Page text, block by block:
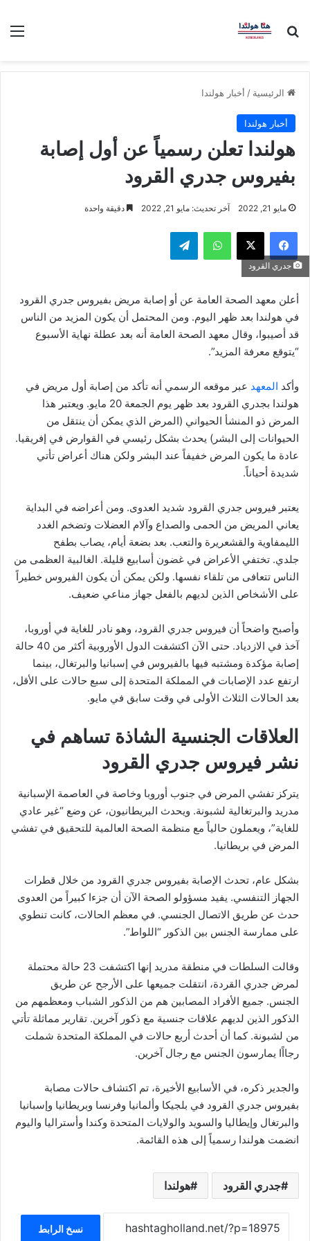
بحث عن
الرئيسية / أخبار هولندا
أخبار هولندا
هولندا تعلن رسمياً عن أول إصابة
بفيروس جدري القرود
مايو 21, 2022 آخر تحديث: مايو 21, 2022 دقيقة واحدة
فيسبوك ‫X واتساب تيلقرام
جدري القرود
أعلن معهد الصحة العامة عن أو إصابة مريض بفيروس جدري القرود
في هولندا بعد ظهر اليوم. ومن المحتمل أن يكون المزيد من الناس
قد أصيبوا، وقال معهد الصحة العامة أنه بعد عطلة نهاية الأسبوع
“يتوقع معرفة المزيد”.
وأكد المعهد عبر موقعه الرسمي أنه تأكد من إصابة أول مريض في
هولندا بجدري القرود بعد ظهر يوم الجمعة 20 مايو. ويعتبر هذا
المرض ذو المنشأ الحيواني (المرض الذي يمكن أن ينتقل من
الحيوانات إلى البشر) يحدث بشكل رئيسي في القوارض في إفريقيا.
عادة ما يكون المرض خفيفاً عند البشر ولكن هناك أعراض تأتي
شديدة أحياناً.
يعتبر فيروس جدري القرود شديد العدوى. ومن أعراضه في البداية
يعاني المريض من الحمى والصداع وآلام العضلات وتضخم الغدد
الليمفاوية والقشعريرة والتعب. بعد بضعة أيام، يصاب بطفح
جلدي. تختفي الأعراض في غضون أسابيع قليلة. الغالبية العظمى من
الناس تتعافى من تلقاء نفسها. ولكن يمكن أن يكون الفيروس خطيراً
على الأشخاص الذين لديهم بالفعل جهاز مناعي ضعيف.
وأصبح واضحاً أن فيروس جدري القرود، وهو نادر للغاية في أوروبا،
آخذ في الازدياد. حتى الآن اكتشفت الدول الأوروبية أكثر من 40 حالة
إصابة مؤكدة ومشتبه فيها بالفيروس في إسبانيا والبرتغال، بينما
ارتفع عدد الإصابات في المملكة المتحدة إلى سبع حالات على الأقل،
بعد الحالات الثلاث الأولى في وقت سابق في مايو.
العلاقات الجنسية الشاذة تساهم في
نشر فيروس جدري القرود
يتركز تفشي المرض في جنوب أوروبا وخاصة في العاصمة الإسبانية
مدريد والبرتغالية لشبونة. ويحدث البريطانيون، عن وضع “غير عادي
للغاية”، ويعملون حالياً مع منظمة الصحة العالمية للتحقيق في تفشي
المرض في بريطانيا.
بشكل عام، تحدث الإصابة بفيروس جدري القرود من خلال قطرات
الجهاز التنفسي. يفيد مسؤولو الصحة الآن أن جزءا كبيراً من العدوى
حدث عن طريق الاتصال الجنسي. في معظم الحالات، كانت تنطوي
على ممارسة الجنس بين الذكور “اللواط”.
وقالت السلطات في منطقة مدريد إنها اكتشفت 23 حالة محتملة
لمرض جدري القردة، انتقلت جميعها على الأرجح عن طريق
الجنس. جميع الأفراد المصابين هم من الذكور الشباب ومعظمهم من
الذكور الذين لديهم علاقات جنسية مع ذكور آخرين. تقارير مماثلة تأتي
من لشبونة. كما أن أحدث أربع حالات في المملكة المتحدة شملت
رجااًا يمارسون الجنس مع رجال آخرين.
والجدير ذكره، في الأسابيع الأخيرة، تم اكتشاف حالات مصابة
بفيروس جدري القرود في بلجيكا وألمانيا وفرنسا وبريطانيا وإسبانيا
والبرتغال وإيطاليا والسويد والولايات المتحدة وكندا وأستراليا واليوم
انضمت هولندا رسمياً إلى هذه القائمة.
جدري القرود هولندا
نسخ الرابط